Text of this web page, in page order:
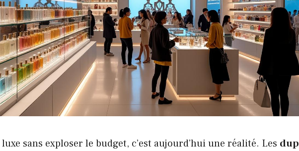
sans exploser le budget, c’est aujourd’hui une réalité. Les dup